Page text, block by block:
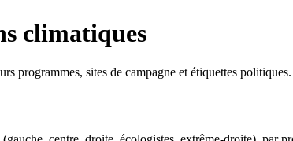
climatiques
programmes, sites de campagne et étiquettes politiques.